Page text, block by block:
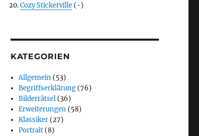
Cozy Stickerville (-)
KATEGORIEN
Allgemein (53)
Begriffserklärung (76)
Bilderrätsel (36)
Erweiterungen (58)
Klassiker (27)
Portrait (8)